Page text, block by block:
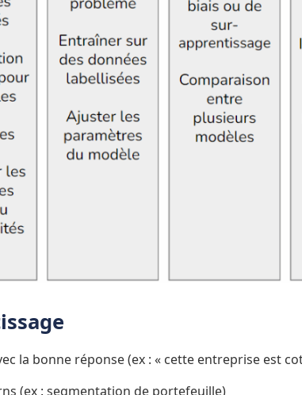
la bonne réponse (ex : « cette entreprise est
(ex : segmentation de portefeuille)